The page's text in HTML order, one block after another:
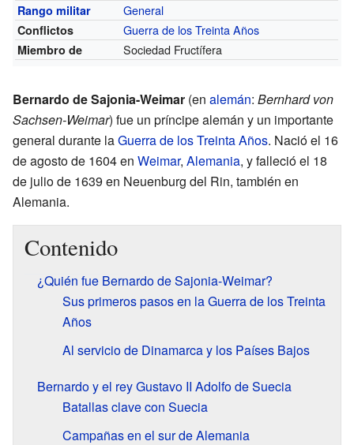
Rango militar General
Conflictos Guerra de los Treinta Años
Miembro de Sociedad Fructífera
Bernardo de Sajonia-Weimar (en alemán: Bernhard von
Sachsen-Weimar) fue un príncipe alemán y un importante
general durante laGuerra de los Treinta Años. Nació el 16
de agosto de 1604 en Weimar, Alemania, y falleció el 18
de julio de 1639 en Neuenburg del Rin, también en
Alemania.
Contenido
¿Quién fue Bernardo de Sajonia-Weimar?
Sus primeros pasos en la Guerra de los Treinta
Años
Al servicio de Dinamarca y los Países Bajos
Bernardo y el rey Gustavo II Adolfo de Suecia
Batallas clave con Suecia
Campañas en el sur de Alemania